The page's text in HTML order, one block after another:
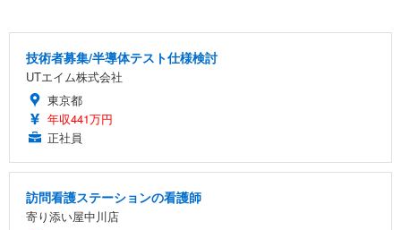
技術者募集/半導体テスト仕様検討
UTエイム株式会社
東京都
年収441万円
正社員
訪問看護ステーションの看護師
寄り添い屋中川店